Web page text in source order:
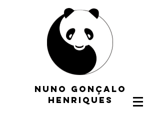
Nuno gonçalo
henriques